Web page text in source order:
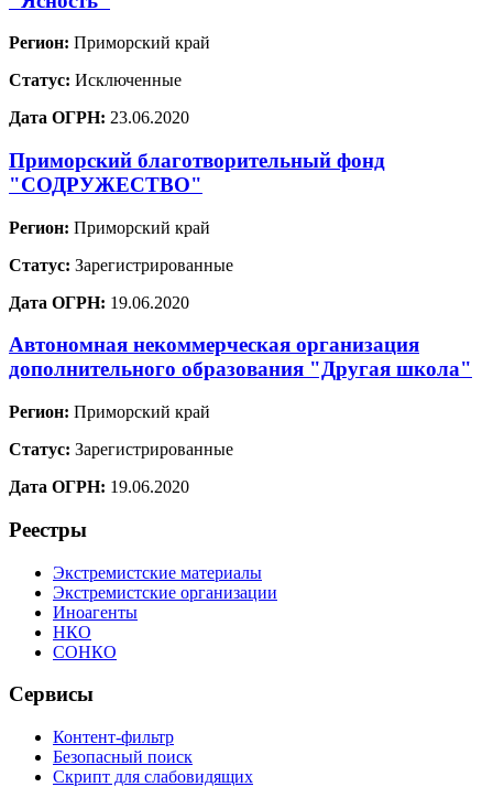
Регион: Приморский край
Статус: Исключенные
Дата ОГРН: 23.06.2020
Приморский благотворительный фонд
"СОДРУЖЕСТВО"
Регион: Приморский край
Статус: Зарегистрированные
Дата ОГРН: 19.06.2020
Автономная некоммерческая организация
дополнительного образования "Другая школа"
Регион: Приморский край
Статус: Зарегистрированные
Дата ОГРН: 19.06.2020
Реестры
Экстремистские материалы
Экстремистские организации
Иноагенты
НКО
СОНКО
Сервисы
Контент-фильтр
Безопасный поиск
Скрипт для слабовидящих